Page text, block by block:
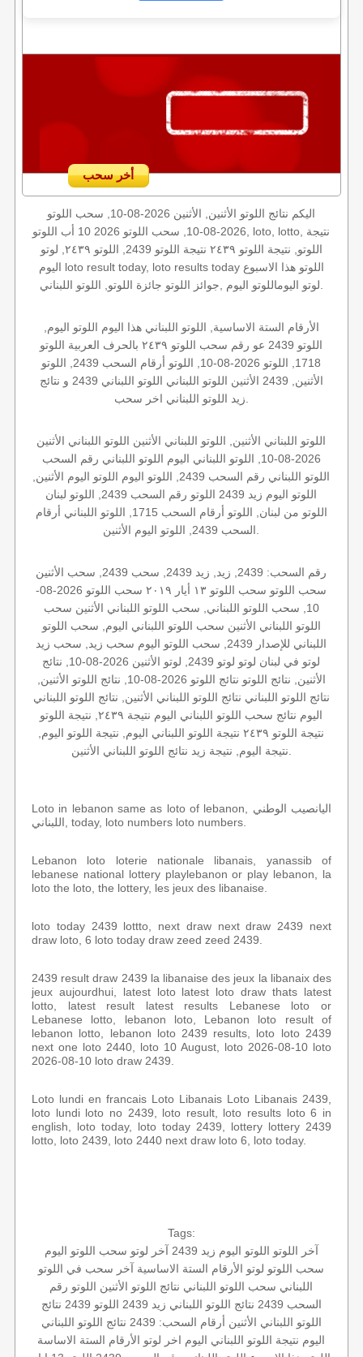
أخر سحب
اليكم نتائج اللوتو الأثنين, الأثنين 2026-08-10, سحب اللوتو
2026-08-10, سحب اللوتو 2026 10 أب اللوتو, loto, lotto, نتيجة
اللوتو, نتيجة اللوتو ٢٤٣٩ نتيجة اللوتو 2439, اللوتو ٢٤٣٩, لوتو
اليوم loto result today, loto results today اللوتو هذا الاسبوع
الأرقام الستة الاساسية, اللوتو اللبناني هذا اليوم اللوتو اليوم,
اللوتو 2439 عو رقم سحب اللوتو ٢٤٣٩ بالحرف العربية اللوتو
1718, اللوتو 2026-08-10, اللوتو أرقام السحب 2439, اللوتو
الأثنين, 2439 الأثنين اللوتو اللبناني اللوتو اللبناني 2439 و نتائج
اللوتو اللبناني الأثنين, اللوتو اللبناني الأثنين اللوتو اللبناني الأثنين
2026-08-10, اللوتو اللبناني اليوم اللوتو اللبناني رقم السحب
اللوتو اللبناني رقم السحب 2439, اللوتو اليوم اللوتو اليوم الأثنين,
اللوتو اليوم زيد 2439 اللوتو رقم السحب 2439, اللوتو لبنان
اللوتو من لبنان, اللوتو أرقام السحب 1715, اللوتو اللبناني أرقام
رقم السحب: 2439, زيد, زيد 2439, سحب 2439, سحب الأثنين
سحب اللوتو سحب اللوتو ١٣ أيار ٢٠١٩ سحب اللوتو 2026-08-
10, سحب اللوتو اللبناني, سحب اللوتو اللبناني الأثنين سحب
اللوتو اللبناني الأثنين سحب اللوتو اللبناني اليوم, سحب اللوتو
اللبناني للإصدار 2439, سحب اللوتو اليوم سحب زيد, سحب زيد
لوتو في لبنان لوتو لوتو 2439, لوتو الأثنين 2026-08-10, نتائج
الأثنين, نتائج اللوتو نتائج اللوتو 2026-08-10, نتائج اللوتو الأثنين,
نتائج اللوتو اللبناني نتائج اللوتو اللبناني الأثنين, نتائج اللوتو اللبناني
اليوم نتائج سحب اللوتو اللبناني اليوم نتيجة ٢٤٣٩, نتيجة اللوتو
نتيجة اللوتو ٢٤٣٩ نتيجة اللوتو اللبناني اليوم, نتيجة اللوتو اليوم,
Loto in lebanon same as loto of lebanon, اليانصيب الوطني
اللبناني, today, loto numbers loto numbers.
Lebanon loto loterie nationale libanais, yanassib of
lebanese national lottery playlebanon or play lebanon, la
loto the loto, the lottery, les jeux des libanaise.
loto today 2439 lottto, next draw next draw 2439 next
draw loto, 6 loto today draw zeed zeed 2439.
2439 result draw 2439 la libanaise des jeux la libanaix des
jeux aujourdhui, latest loto latest loto draw thats latest
lotto, latest result latest results Lebanese loto or
Lebanese lotto, lebanon loto, Lebanon loto result of
lebanon lotto, lebanon loto 2439 results, loto loto 2439
next one loto 2440, loto 10 August, loto 2026-08-10 loto
2026-08-10 loto draw 2439.
Loto lundi en francais Loto Libanais Loto Libanais 2439,
loto lundi loto no 2439, loto result, loto results loto 6 in
english, loto today, loto today 2439, lottery lottery 2439
lotto, loto 2439, loto 2440 next draw loto 6, loto today.
Tags:
آخر اللوتو اللوتو اليوم زيد 2439 آخر لوتو سحب اللوتو اليوم
سحب اللوتو لوتو الأرقام الستة الاساسية آخر سحب في اللوتو
اللبناني سحب اللوتو اللبناني نتائج اللوتو الأثنين اللوتو رقم
السحب 2439
نتائج اللوتو اللبناني زيد 2439 اللوتو 2439
نتائج
اللوتو اللبناني الأثنين أرقام السحب: 2439
نتائج اللوتو اللبناني
اليوم نتيجة اللوتو اللبناني اليوم اخر لوتو الأرقام الستة الاساسة